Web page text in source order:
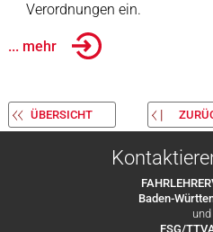
Verordnungen ein.
... mehr
ÜBERSICHT
Baden-
und
FSG/